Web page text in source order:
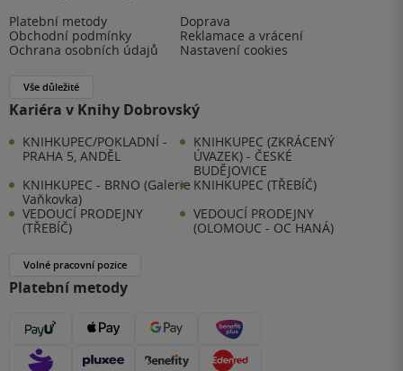
Platební metody
Doprava
Obchodní podmínky
Reklamace a vrácení
Ochrana osobních údajů
Nastavení cookies
Vše důležité
Kariéra v Knihy Dobrovský
KNIHKUPEC/POKLADNÍ -
PRAHA 5, ANDĚL
KNIHKUPEC (ZKRÁCENÝ
ÚVAZEK) - ČESKÉ
BUDĚJOVICE
KNIHKUPEC - BRNO (Galerie
Vaňkovka)
KNIHKUPEC (TŘEBÍČ)
VEDOUCÍ PRODEJNY
(TŘEBÍČ)
VEDOUCÍ PRODEJNY
(OLOMOUC - OC HANÁ)
Volné pracovní pozice
Platební metody